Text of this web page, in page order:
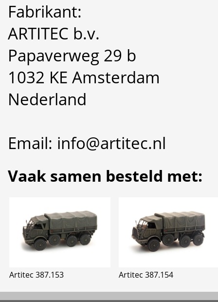
Fabrikant:
ARTITEC b.v.
Papaverweg 29 b
1032 KE Amsterdam
Nederland
Email: info@artitec.nl
Vaak samen besteld met:
Artitec 387.153 Artitec 387.154